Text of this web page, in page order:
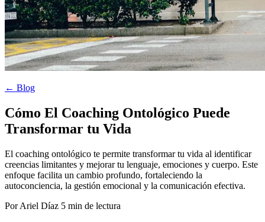
← Blog
Cómo El Coaching Ontológico Puede
Transformar tu Vida
El coaching ontológico te permite transformar tu vida al identificar
creencias limitantes y mejorar tu lenguaje, emociones y cuerpo. Este
enfoque facilita un cambio profundo, fortaleciendo la
autoconciencia, la gestión emocional y la comunicación efectiva.
Por Ariel Díaz 5 min de lectura